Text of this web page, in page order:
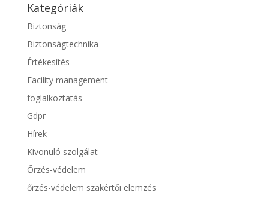
Kategóriák
Biztonság
Biztonságtechnika
Értékesítés
Facility management
foglalkoztatás
Gdpr
Hírek
Kivonuló szolgálat
Őrzés-védelem
őrzés-védelem szakértői elemzés